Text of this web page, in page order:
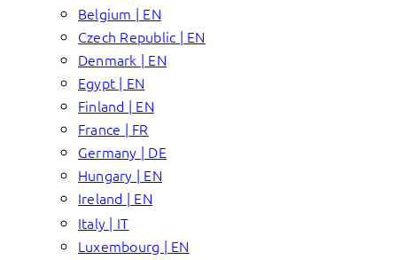
Belgium | EN
Czech Republic | EN
Denmark | EN
Egypt | EN
Finland | EN
France | FR
Germany | DE
Hungary | EN
Ireland | EN
Italy | IT
Luxembourg | EN